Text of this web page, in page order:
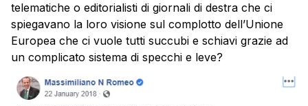
telematiche o editorialisti di giornali di destra che ci
spiegavano la loro visione sul complotto dell’Unione
Europea che ci vuole tutti succubi e schiavi grazie ad
un complicato sistema di specchi e leve?